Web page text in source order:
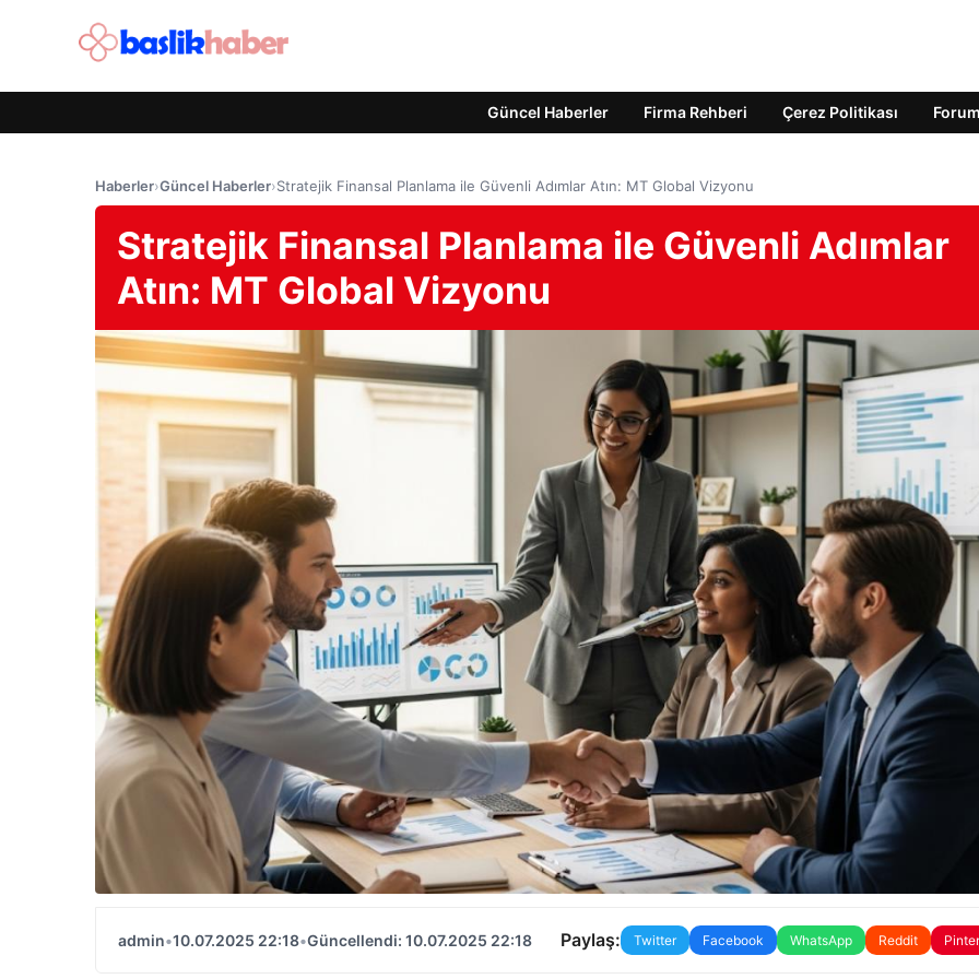
Güncel Haberler Firma Rehberi Çerez Politikası Forum
Haberler›Güncel Haberler›Stratejik Finansal Planlama ile Güvenli Adımlar Atın: MT Global Vizyonu
Stratejik Finansal Planlama ile Güvenli Adımlar
Atın: MT Global Vizyonu
admin•10.07.2025 22:18•Güncellendi: 10.07.2025 22:18 Paylaş: Twitter Facebook WhatsApp Reddit